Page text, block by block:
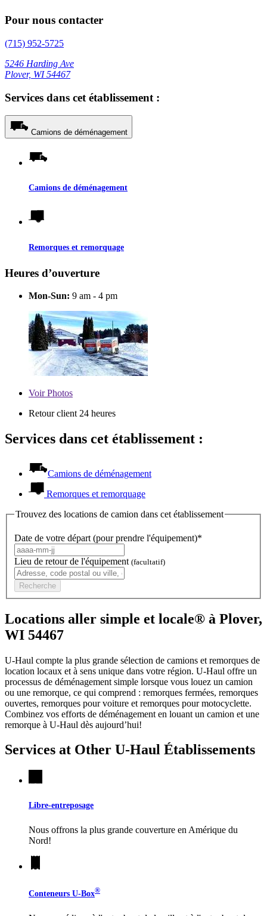
Pour nous contacter
(715) 952-5725
5246 Harding Ave
Plover, WI 54467
Services dans cet établissement :
Camions de déménagement
Camions de déménagement
Remorques et remorquage
Heures d’ouverture
Mon-Sun: 9 am - 4 pm
VoirPhotos
Retour client 24 heures
Services dans cet établissement :
Camions de déménagement
Remorques et remorquage
Trouvez des locations de camion dans cet établissement
Date de votre départ (pour prendre l'équipement)*
Lieu de retour de l'équipement (facultatif)
Recherche
Locations aller simple et locale® à Plover,
WI 54467
U-Haul compte la plus grande sélection de camions et remorques de
location locaux et à sens unique dans votre région. U-Haul offre un
processus de déménagement simple lorsque vous louez un camion
ou une remorque, ce qui comprend : remorques fermées, remorques
ouvertes, remorques pour voiture et remorques pour motocyclette.
Combinez vos efforts de déménagement en louant un camion et une
remorque à U-Haul dès aujourd’hui!
Services at Other U-Haul Établissements
Libre-entreposage
Nous offrons la plus grande couverture en Amérique du
Nord!
Conteneurs U-Box®